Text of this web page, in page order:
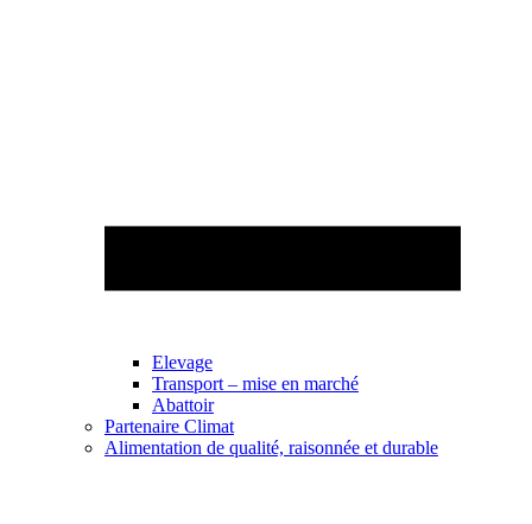
Elevage
Transport – mise en marché
Abattoir
Partenaire Climat
Alimentation de qualité, raisonnée et durable